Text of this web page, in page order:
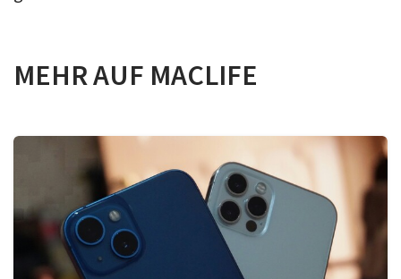
MEHR AUF MACLIFE